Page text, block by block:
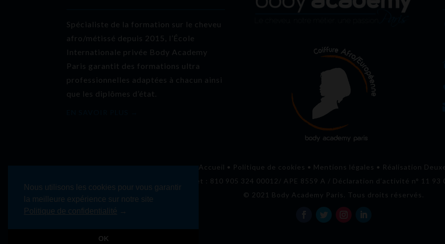
Nous utilisons les cookies pour vous garantir
la meilleure expérience sur notre site
Politique de confidentialité →
OK
Spécialiste de la formation sur le cheveu
afro/métissé depuis 2015, l’École
Internationale privée Body Academy
Paris garantit des formations ultra
professionnelles adaptées à chacun ainsi
que les diplômes d’état.
Accueil • Politique de cookies • Mentions légales • Réalisation
Siret : 810 905 324 00012/ APE 8559 A / Déclaration d’activité n° 11 93
© 2021 Body Academy Paris. Tous droits réservés.